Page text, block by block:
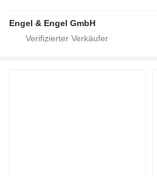
Engel & Engel GmbH